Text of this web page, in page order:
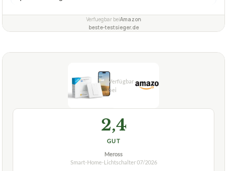
Verfuegbar beiAmazon
beste-testsieger.de
2,4
GUT
Meross
Smart-Home-Lichtschalter07/2026